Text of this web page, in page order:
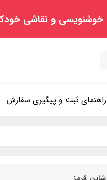
و نقاشی
راهنمای ثبت و پیگیری سفارش